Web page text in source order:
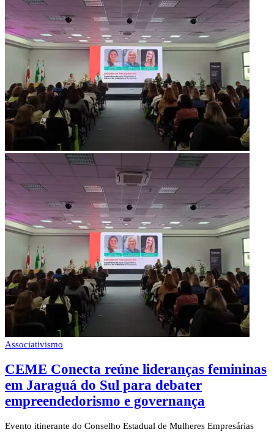
Associativismo
CEME Conecta reúne lideranças femininas
em Jaraguá do Sul para debater
empreendedorismo e governança
Evento itinerante do Conselho Estadual de Mulheres Empresárias